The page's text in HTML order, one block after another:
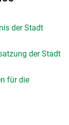
der Stadt
der Stadt
für die